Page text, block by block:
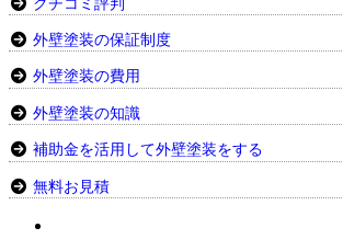
クチコミ評判
外壁塗装の保証制度
外壁塗装の費用
外壁塗装の知識
補助金を活用して外壁塗装をする
無料お見積